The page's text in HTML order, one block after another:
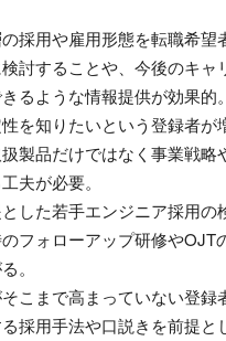
採用や雇用形態を転職希望
討することや、今後のキャ
るような情報提供が効果的。
を知りたいという登録者が
製品だけではなく事業戦略
夫が必要。
した若手エンジニア採用の
フォローアップ研修やOJT
。
こまで高まっていない登録
採用手法や口説きを前提と